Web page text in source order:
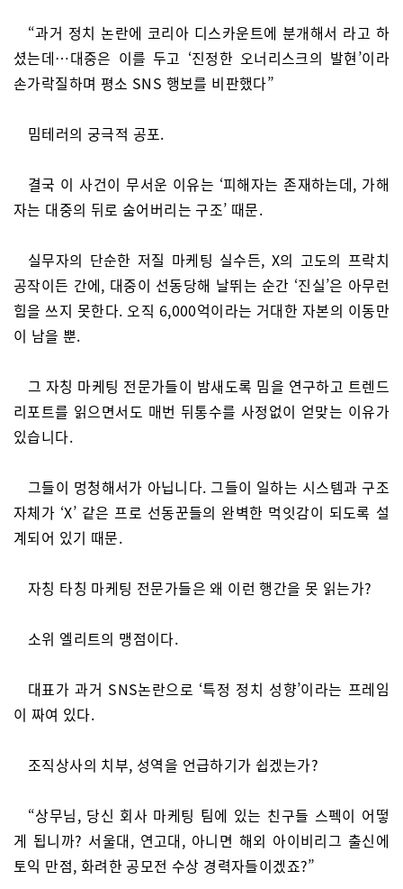
“과거 정치 논란에 코리아 디스카운트에 분개해서 라고 하
셨는데…대중은 이를 두고 ‘진정한 오너리스크의 발현’이라
손가락질하며 평소 SNS 행보를 비판했다”
밈테러의 궁극적 공포.
결국 이 사건이 무서운 이유는 ‘피해자는 존재하는데, 가해
자는 대중의 뒤로 숨어버리는 구조’ 때문.
실무자의 단순한 저질 마케팅 실수든, X의 고도의 프락치
공작이든 간에, 대중이 선동당해 날뛰는 순간 ‘진실’은 아무런
힘을 쓰지 못한다. 오직 6,000억이라는 거대한 자본의 이동만
이 남을 뿐.
그 자칭 마케팅 전문가들이 밤새도록 밈을 연구하고 트렌드
리포트를 읽으면서도 매번 뒤통수를 사정없이 얻맞는 이유가
있습니다.
그들이 멍청해서가 아닙니다. 그들이 일하는 시스템과 구조
자체가 ‘X’ 같은 프로 선동꾼들의 완벽한 먹잇감이 되도록 설
계되어 있기 때문.
자칭 타칭 마케팅 전문가들은 왜 이런 행간을 못 읽는가?
소위 엘리트의 맹점이다.
대표가 과거 SNS논란으로 ‘특정 정치 성향’이라는 프레임
이 짜여 있다.
조직상사의 치부, 성역을 언급하기가 쉽겠는가?
“상무님, 당신 회사 마케팅 팀에 있는 친구들 스펙이 어떻
게 됩니까? 서울대, 연고대, 아니면 해외 아이비리그 출신에
토익 만점, 화려한 공모전 수상 경력자들이겠죠?”